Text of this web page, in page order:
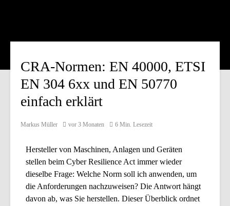
CRA-Normen: EN 40000, ETSI
EN 304 6xx und EN 50770
einfach erklärt
Markus Müller vor 3 Monaten 6 Min. Lesezeit
Hersteller von Maschinen, Anlagen und Geräten
stellen beim Cyber Resilience Act immer wieder
dieselbe Frage: Welche Norm soll ich anwenden, um
die Anforderungen nachzuweisen? Die Antwort hängt
davon ab, was Sie herstellen. Dieser Überblick ordnet